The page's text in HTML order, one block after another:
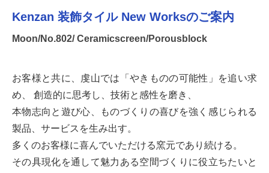
かたなび コラム
すまいリング 設計士インタビュー
お気に入り
Kenzan 装飾タイル New Worksのご案内
Moon/No.802/ Ceramicscreen/Porousblock
お客様と共に、虔山では「やきものの可能性」を追い求
め、 創造的に思考し、技術と感性を磨き、
本物志向と遊び心、ものづくりの喜びを強く感じられる
製品、サービスを生み出す。
多くのお客様に喜んでいただける窯元であり続ける。
その具現化を通して魅力ある空間づくりに役立ちたいと